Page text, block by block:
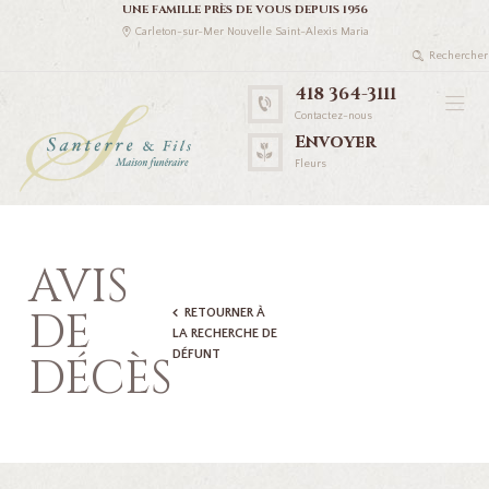
UNE FAMILLE PRÈS DE VOUS DEPUIS 1956
Carleton-sur-Mer Nouvelle Saint-Alexis Maria
418 364-3111
Contactez-nous
Envoyer
Fleurs
AVIS
DE
DÉCÈS
RETOURNER À
LA RECHERCHE DE
DÉFUNT